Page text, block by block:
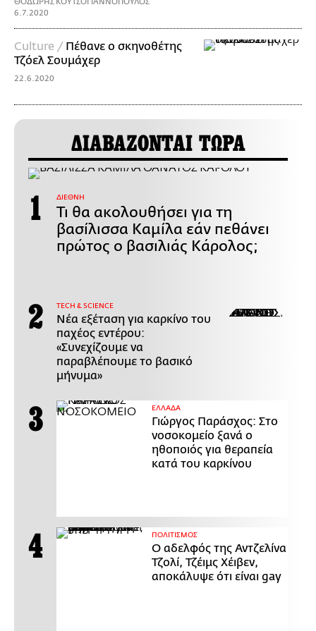
6.7.2020
Culture / Πέθανε ο σκηνοθέτης
Τζόελ Σουμάχερ
22.6.2020
ΔΙΑΒΑΖΟΝΤΑΙ ΤΩΡΑ
ΔΙΕΘΝΗ
Τι θα ακολουθήσει για τη
βασίλισσα Καμίλα εάν πεθάνει
πρώτος ο βασιλιάς Κάρολος;
ΤECH & SCIENCE
Νέα εξέταση για καρκίνο του
παχέος εντέρου:
«Συνεχίζουμε να
παραβλέπουμε το βασικό
μήνυμα»
ΕΛΛΑΔΑ
Γιώργος Παράσχος: Στο
νοσοκομείο ξανά ο
ηθοποιός για θεραπεία
κατά του καρκίνου
ΠΟΛΙΤΙΣΜΟΣ
Ο αδελφός της Αντζελίνα
Τζολί, Τζέιμς Χέιβεν,
αποκάλυψε ότι είναι gay